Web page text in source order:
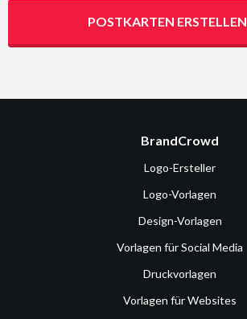
POSTKARTEN ERSTELLEN
BrandCrowd
Logo-Ersteller
Logo-Vorlagen
Design-Vorlagen
Vorlagen für Social Media
Druckvorlagen
Vorlagen für Websites